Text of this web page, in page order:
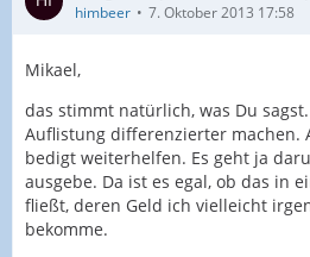
himbeer 7. Oktober 2013 17:58
Mikael,
das stimmt natürlich, was Du
Auflistung differenzierter machen.
bedigt weiterhelfen. Es geht ja
ausgebe. Da ist es egal, ob das in
fließt, deren Geld ich vielleicht
bekomme.